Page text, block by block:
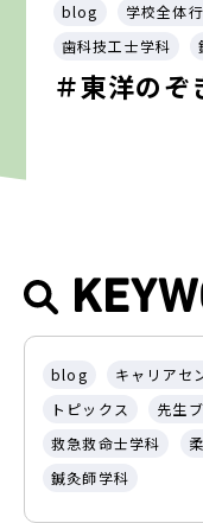
blog 学校全体
歯科技工士学科
＃東洋のぞ
blog キャリアセ
トピックス
先生
救急救命士学科
鍼灸師学科